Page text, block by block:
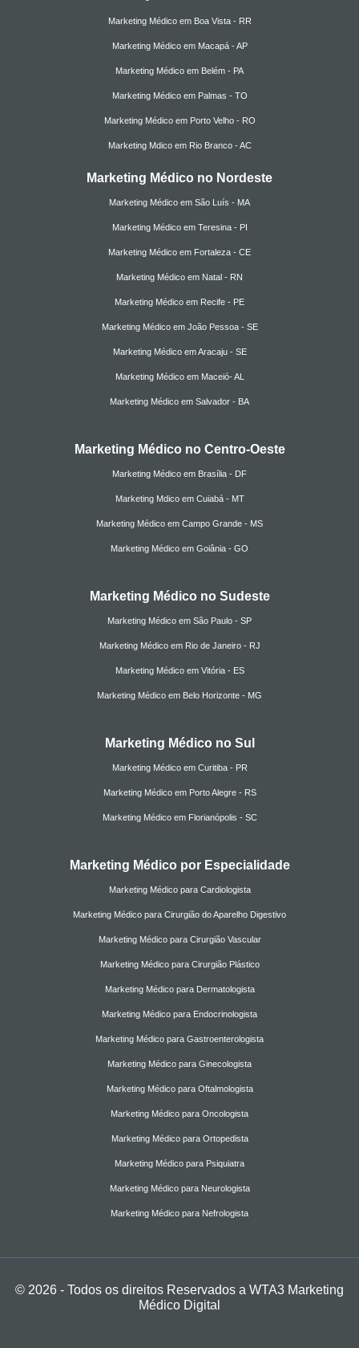
Marketing Médico em Boa Vista - RR
Marketing Médico em Macapá - AP
Marketing Médico em Belém - PA
Marketing Médico em Palmas - TO
Marketing Médico em Porto Velho - RO
Marketing Mdico em Rio Branco - AC
Marketing Médico no Nordeste
Marketing Médico em São Luís - MA
Marketing Médico em Teresina - PI
Marketing Médico em Fortaleza - CE
Marketing Médico em Natal - RN
Marketing Médico em Recife - PE
Marketing Médico em João Pessoa - SE
Marketing Médico em Aracaju - SE
Marketing Médico em Maceió- AL
Marketing Médico em Salvador - BA
Marketing Médico no Centro-Oeste
Marketing Médico em Brasília - DF
Marketing Mdico em Cuiabá - MT
Marketing Médico em Campo Grande - MS
Marketing Médico em Goiânia - GO
Marketing Médico no Sudeste
Marketing Médico em São Paulo - SP
Marketing Médico em Rio de Janeiro - RJ
Marketing Médico em Vitória - ES
Marketing Médico em Belo Horizonte - MG
Marketing Médico no Sul
Marketing Médico em Curitiba - PR
Marketing Médico em Porto Alegre - RS
Marketing Médico em Florianópolis - SC
Marketing Médico por Especialidade
Marketing Médico para Cardiologista
Marketing Médico para Cirurgião do Aparelho Digestivo
Marketing Médico para Cirurgião Vascular
Marketing Médico para Cirurgião Plástico
Marketing Médico para Dermatologista
Marketing Médico para Endocrinologista
Marketing Médico para Gastroenterologista
Marketing Médico para Ginecologista
Marketing Médico para Oftalmologista
Marketing Médico para Oncologista
Marketing Médico para Ortopedista
Marketing Médico para Psiquiatra
Marketing Médico para Neurologista
Marketing Médico para Nefrologista
© 2026 - Todos os direitos Reservados a WTA3 Marketing
Médico Digital